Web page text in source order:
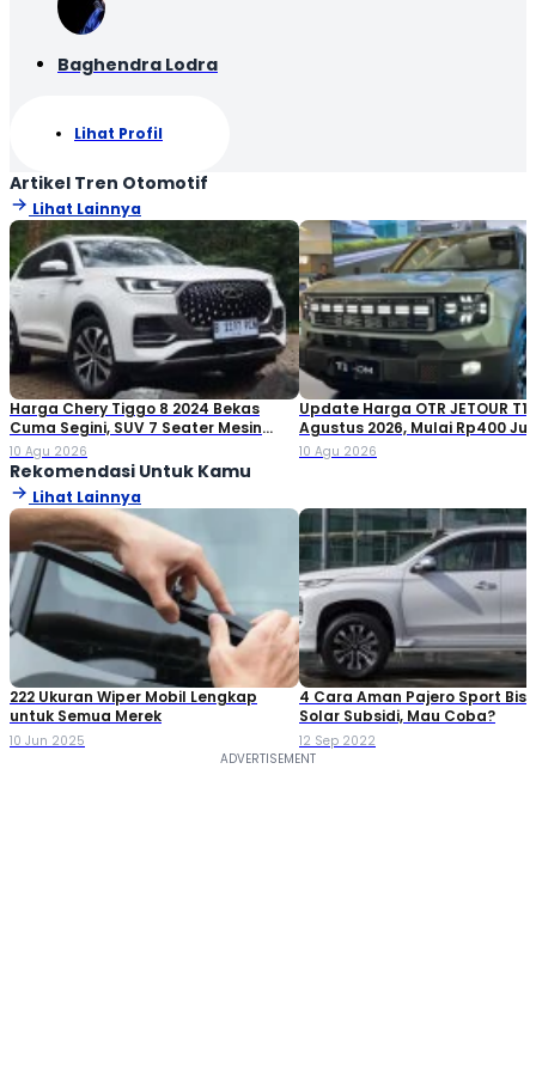
Baghendra Lodra
Lihat Profil
Artikel Tren Otomotif
Lihat Lainnya
Harga Chery Tiggo 8 2024 Bekas
Cuma Segini, SUV 7 Seater Mesin
Turbo
10 Agu 2026
Update Harga OTR JETOUR T1
Agustus 2026, Mulai Rp400
10 Agu 2026
Rekomendasi Untuk Kamu
Lihat Lainnya
222 Ukuran Wiper Mobil Lengkap
untuk Semua Merek
10 Jun 2025
4 Cara Aman Pajero Sport
Solar Subsidi, Mau Coba?
12 Sep 2022